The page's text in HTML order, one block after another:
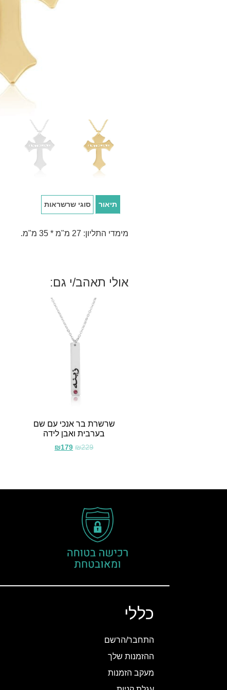
תיאור סוגי שרשראות
מימדי התליון: 27 מ"מ * 35 מ"מ.
אולי תאהב/י גם:
שרשרת בר אנכי עם שם
בערבית ואבן לידה
₪229
₪179
כללי
התחבר/הרשם
ההזמנות שלך
מעקב הזמנות